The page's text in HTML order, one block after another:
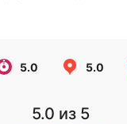
5.0 5.0
5.0 из 5